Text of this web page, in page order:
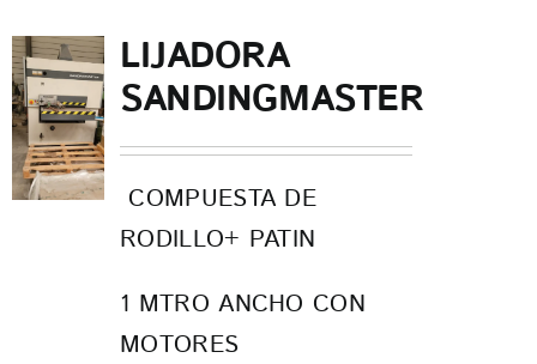
LIJADORA
SANDINGMASTER
COMPUESTA DE
RODILLO+ PATIN
1 MTRO ANCHO CON
MOTORES